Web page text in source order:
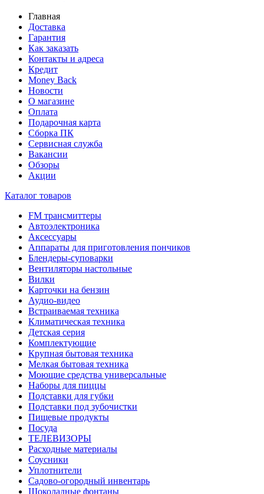
Главная
Доставка
Гарантия
Как заказать
Контакты и адреса
Кредит
Money Back
Новости
О магазине
Оплата
Подарочная карта
Сборка ПК
Сервисная служба
Вакансии
Обзоры
Акции
Каталог товаров
FM трансмиттеры
Автоэлектроника
Аксессуары
Аппараты для приготовления пончиков
Блендеры-суповарки
Вентиляторы настольные
Вилки
Карточки на бензин
Аудио-видео
Встраиваемая техника
Климатическая техника
Детская серия
Комплектующие
Крупная бытовая техника
Мелкая бытовая техника
Моющие средства универсальные
Наборы для пиццы
Подставки для губки
Подставки под зубочистки
Пищевые продукты
Посуда
ТЕЛЕВИЗОРЫ
Расходные материалы
Соусники
Уплотнители
Садово-огородный инвентарь
Шоколадные фонтаны